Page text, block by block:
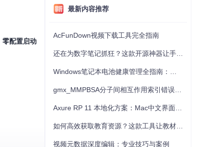
零配置启动
最新内容推荐
AcFunDown视频下载工具完全指南
视频元数据深度编辑：专业技巧与案例